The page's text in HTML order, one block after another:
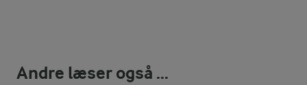
Andre læser også ...